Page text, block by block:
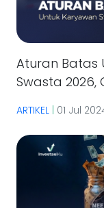
Aturan Batas
Swasta 2026,
ARTIKEL 01 Jul